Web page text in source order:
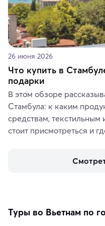
26 июня 2026
Что купить в
подарки
В этом обзоре
Стамбула: к каким
средствам,
стоит присмотреться и
аутентичных лавках — в
Туры во Вьетнам по